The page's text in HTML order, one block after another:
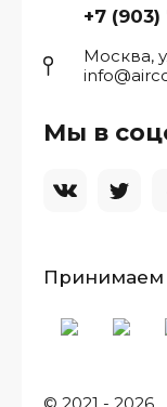
+7
Москва,
Мы в
Принимаем